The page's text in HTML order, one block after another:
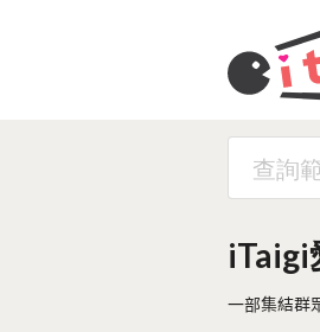
iTaigi
一部集結群